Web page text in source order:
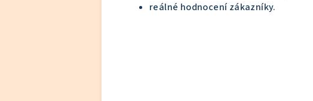
reálné hodnocení zákazníky.